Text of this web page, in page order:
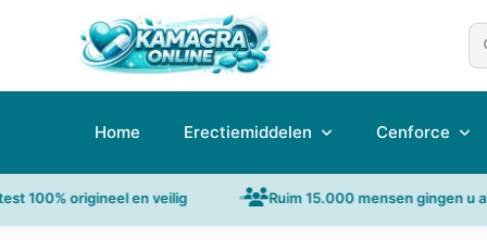
Home Erectiemiddelen Cenforce
100% origineel en veilig Ruim 15.000 mensen gingen u al